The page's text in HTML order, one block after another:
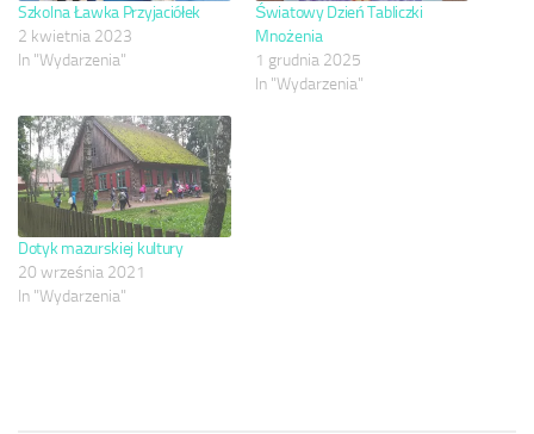
Szkolna Ławka Przyjaciółek
2 kwietnia 2023
In "Wydarzenia"
Światowy Dzień Tabliczki
Mnożenia
1 grudnia 2025
In "Wydarzenia"
Dotyk mazurskiej kultury
20 września 2021
In "Wydarzenia"